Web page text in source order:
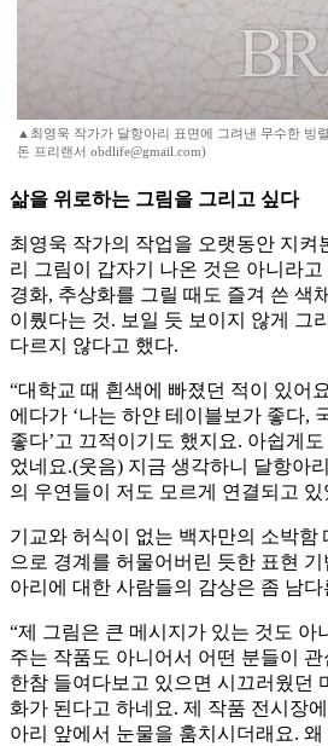
▲최영욱 작가가 달항아리 표면에 그려낸 무수한 빙
돈 프리랜서 obdlife@gmail.com)
삶을 위로하는 그림을 그리고 싶다
최영욱 작가의 작업을 오랫동안 지켜
리 그림이 갑자기 나온 것은 아니라
경화, 추상화를 그릴 때도 즐겨 쓴 색
이뤘다는 것. 보일 듯 보이지 않게 그
다르지 않다고 했다.
“대학교 때 흰색에 빠졌던 적이 있어
에다가 ‘나는 하얀 테이블보가 좋다,
좋다’고 끄적이기도 했지요. 아쉽게
었네요.(웃음) 지금 생각하니 달항아
의 우연들이 저도 모르게 연결되고
기교와 허식이 없는 백자만의 소박함
으로 경계를 허물어버린 듯한 표현
아리에 대한 사람들의 감상은 좀 남다
“제 그림은 큰 메시지가 있는 것도 아
주는 작품도 아니어서 어떤 분들이
한참 들여다보고 있으면 시끄러웠던
화가 된다고 하네요. 제 작품 전시장
아리 앞에서 눈물을 훔치시더래요. 왜